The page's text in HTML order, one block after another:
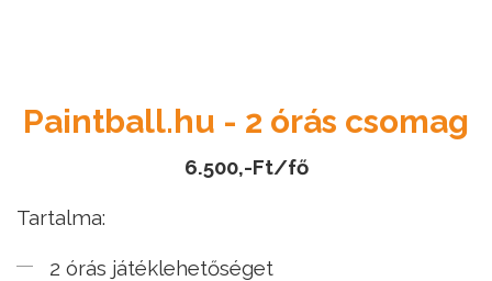
Paintball.hu - 2 órás csomag
6.500,-Ft/fő
Tartalma:
2 órás játéklehetőséget